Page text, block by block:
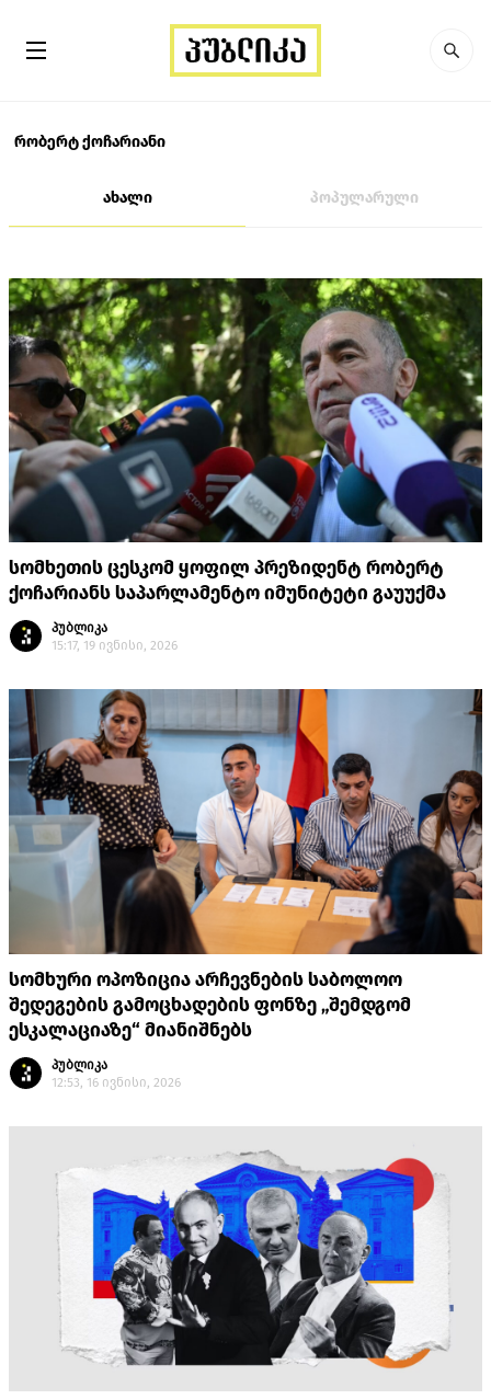
რობერტ ქოჩარიანი
ახალი პოპულარული
სომხეთის ცესკომ ყოფილ პრეზიდენტ რობერტ
ქოჩარიანს საპარლამენტო იმუნიტეტი გაუუქმა
პუბლიკა
15:17, 19 ივნისი, 2026
სომხური ოპოზიცია არჩევნების საბოლოო
შედეგების გამოცხადების ფონზე „შემდგომ
ესკალაციაზე“ მიანიშნებს
პუბლიკა
12:53, 16 ივნისი, 2026